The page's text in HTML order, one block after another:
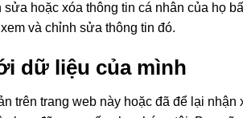
hoặc xóa thông tin cá nhân của họ
và chỉnh sửa thông tin đó.
dữ liệu của mình
trên trang web này hoặc đã để lại